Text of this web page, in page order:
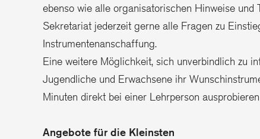
ebenso wie alle organisatorischen Hinweise
Sekretariat jederzeit gerne alle Fragen zu
Instrumentenanschaffung.
Eine weitere Möglichkeit, sich unverbindlich zu
Jugendliche und Erwachsene ihr
Minuten direkt bei einer Lehrperson
Angebote für die Kleinsten